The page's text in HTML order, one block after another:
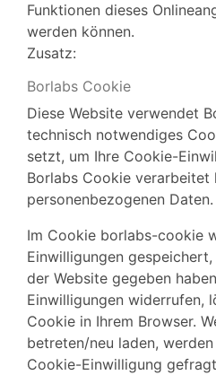
Funktionen dieses
werden können.
Zusatz:
Borlabs Cookie
Diese Website verwendet
technisch notwendiges
setzt, um Ihre Cookie-
Borlabs Cookie verarbeitet
personenbezogenen Daten.
Im Cookie borlabs-cookie
Einwilligungen
der Website gegeben
Einwilligungen widerrufen,
Cookie in Ihrem Browser.
betreten/neu laden,
Cookie-Einwilligung